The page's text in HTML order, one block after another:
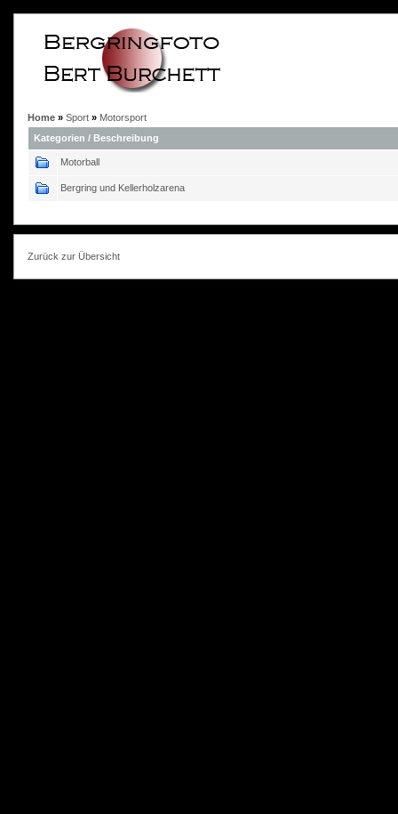
Home » Sport » Motorsport
Kategorien / Beschreibung
Motorball
Bergring und Kellerholzarena
Zurück zur Übersicht